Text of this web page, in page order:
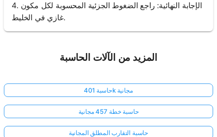
4. الإجابة النهائية: راجع الضغوط الجزئية المحسوبة لكل مكون
غازي في الخليط.
المزيد من الآلات الحاسبة
حاسبة 401k مجانية
حاسبة خطة 457 مجانية
حاسبة التقارب المطلق المجانية